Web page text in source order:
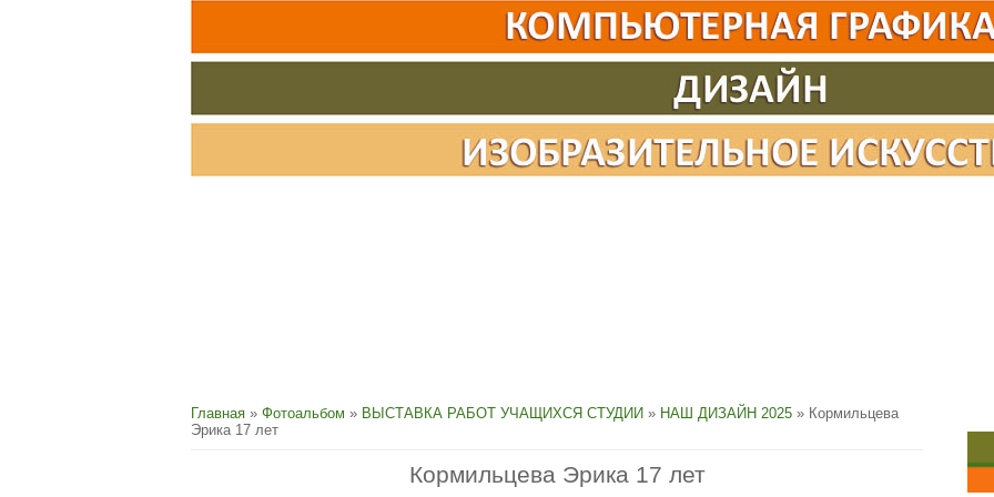
Главная » Фотоальбом » ВЫСТАВКА РАБОТ УЧАЩИХСЯ СТУДИИ » НАШ ДИЗАЙН 2025 » Кормильцева
Эрика 17 лет
Кормильцева Эрика 17 лет